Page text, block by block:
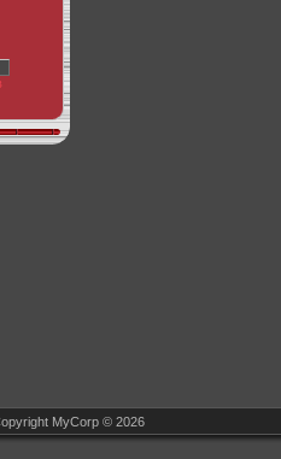
MyCorp © 2026